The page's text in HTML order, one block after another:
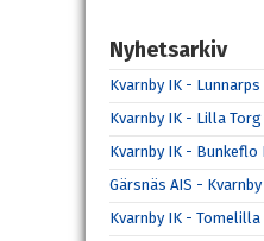
Nyhetsarkiv
Kvarnby IK -
Kvarnby IK - Lilla
Kvarnby IK -
Gärsnäs AIS -
Kvarnby IK -